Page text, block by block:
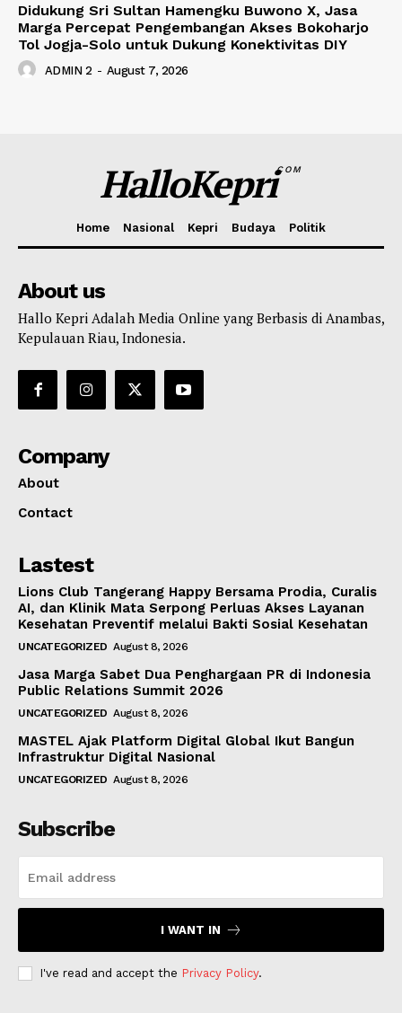
Didukung Sri Sultan Hamengku Buwono X, Jasa
Marga Percepat Pengembangan Akses Bokoharjo
Tol Jogja-Solo untuk Dukung Konektivitas DIY
ADMIN 2 - August 7, 2026
HalloKepriCOM
Home Nasional Kepri Budaya Politik
About us
Hallo Kepri Adalah Media Online yang Berbasis di Anambas,
Kepulauan Riau, Indonesia.
Company
About
Contact
Lastest
Lions Club Tangerang Happy Bersama Prodia, Curalis
AI, dan Klinik Mata Serpong Perluas Akses Layanan
Kesehatan Preventif melalui Bakti Sosial Kesehatan
UNCATEGORIZED August 8, 2026
Jasa Marga Sabet Dua Penghargaan PR di Indonesia
Public Relations Summit 2026
UNCATEGORIZED August 8, 2026
MASTEL Ajak Platform Digital Global Ikut Bangun
Infrastruktur Digital Nasional
UNCATEGORIZED August 8, 2026
Subscribe
I WANT IN
I've read and accept the Privacy Policy.